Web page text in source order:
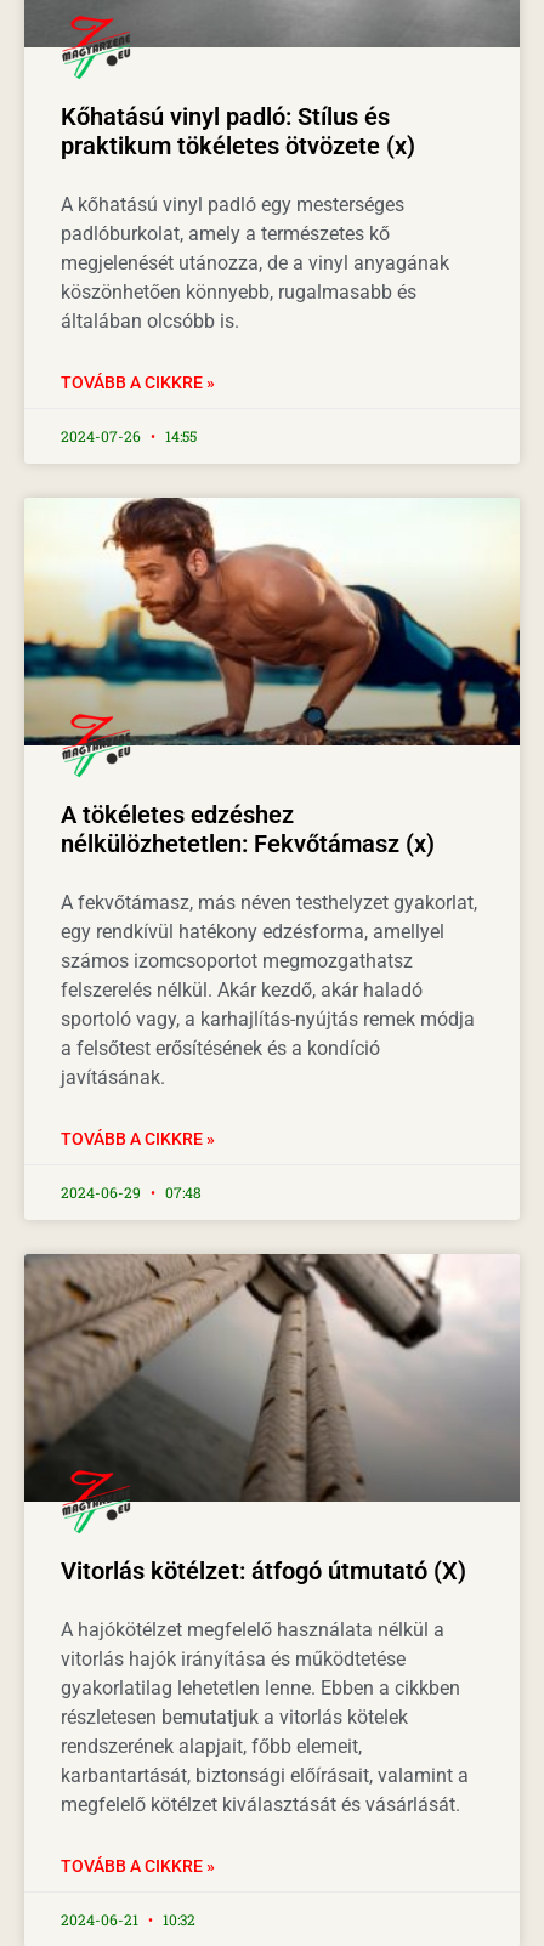
Kőhatású vinyl padló: Stílus és
praktikum tökéletes ötvözete (x)
A kőhatású vinyl padló egy mesterséges
padlóburkolat, amely a természetes kő
megjelenését utánozza, de a vinyl anyagának
köszönhetően könnyebb, rugalmasabb és
általában olcsóbb is.
TOVÁBB A CIKKRE »
2024-07-26 14:55
A tökéletes edzéshez
nélkülözhetetlen: Fekvőtámasz (x)
A fekvőtámasz, más néven testhelyzet gyakorlat,
egy rendkívül hatékony edzésforma, amellyel
számos izomcsoportot megmozgathatsz
felszerelés nélkül. Akár kezdő, akár haladó
sportoló vagy, a karhajlítás-nyújtás remek módja
a felsőtest erősítésének és a kondíció
javításának.
TOVÁBB A CIKKRE »
2024-06-29 07:48
Vitorlás kötélzet: átfogó útmutató (X)
A hajókötélzet megfelelő használata nélkül a
vitorlás hajók irányítása és működtetése
gyakorlatilag lehetetlen lenne. Ebben a cikkben
részletesen bemutatjuk a vitorlás kötelek
rendszerének alapjait, főbb elemeit,
karbantartását, biztonsági előírásait, valamint a
megfelelő kötélzet kiválasztását és vásárlását.
TOVÁBB A CIKKRE »
2024-06-21 10:32